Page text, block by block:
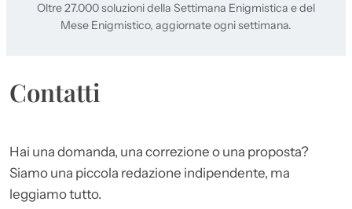
Oltre 27.000 soluzioni della Settimana Enigmistica e del
Mese Enigmistico, aggiornate ogni settimana.
Contatti
Hai una domanda, una correzione o una proposta?
Siamo una piccola redazione indipendente, ma
leggiamo tutto.